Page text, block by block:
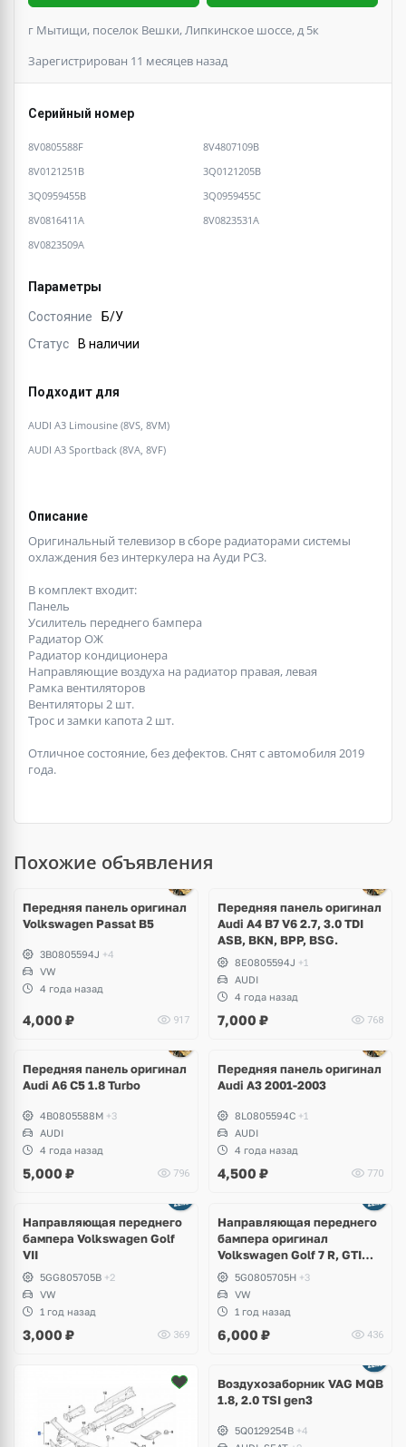
г Мытищи, поселок Вешки, Липкинское шоссе, д 5к
Зарегистрирован 11 месяцев назад
Серийный номер
8V0805588F
8V4807109B
8V0121251B
3Q0121205B
3Q0959455B
3Q0959455C
8V0816411A
8V0823531A
8V0823509A
Параметры
Состояние
Б/У
Статус
В наличии
Подходит для
AUDI A3 Limousine (8VS, 8VM)
AUDI A3 Sportback (8VA, 8VF)
Описание
Оригинальный телевизор в сборе радиаторами системы
охлаждения без интеркулера на Ауди РС3.
В комплект входит:
Панель
Усилитель переднего бампера
Радиатор ОЖ
Радиатор кондиционера
Направляющие воздуха на радиатор правая, левая
Рамка вентиляторов
Вентиляторы 2 шт.
Трос и замки капота 2 шт.
Отличное состояние, без дефектов. Снят с автомобиля 2019
года.
Похожие объявления
Передняя панель оригинал
Volkswagen Passat B5
3B0805594J +4
VW
4 года назад
4,000 ₽ 917
Передняя панель оригинал
Audi A4 B7 V6 2.7, 3.0 TDI
ASB, BKN, BPP, BSG.
8E0805594J +1
AUDI
4 года назад
7,000 ₽ 768
Передняя панель оригинал
Audi A6 C5 1.8 Turbo
4B0805588M +3
AUDI
4 года назад
5,000 ₽ 796
Передняя панель оригинал
Audi A3 2001-2003
8L0805594C +1
AUDI
4 года назад
4,500 ₽ 770
Направляющая переднего
бампера Volkswagen Golf
VII
5GG805705B +2
VW
1 год назад
3,000 ₽ 369
Направляющая переднего
бампера оригинал
Volkswagen Golf 7 R, GTI
дорестайлинг
5G0805705H +3
VW
1 год назад
6,000 ₽ 436
Воздухозаборник VAG MQB
1.8, 2.0 TSI gen3
5Q0129254B +4